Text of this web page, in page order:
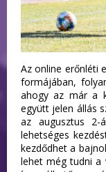
Az online erőnléti
formájában,
ahogy az már a
együtt jelen állás
az augusztus 2-
lehetséges
kezdődhet a
lehet még tudni a